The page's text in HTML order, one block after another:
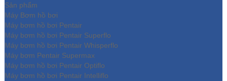
Sản phẩm
Máy Bơm hồ bơi
Máy bơm hồ bơi Pentair
Máy bơm hồ bơi Pentair Superflo
Máy bơm hồ bơi Pentair Whisperflo
Máy bơm Pentair Supermax
Máy bơm hồ bơi Pentair Optiflo
Máy bơm hồ bơi Pentair Intelliflo